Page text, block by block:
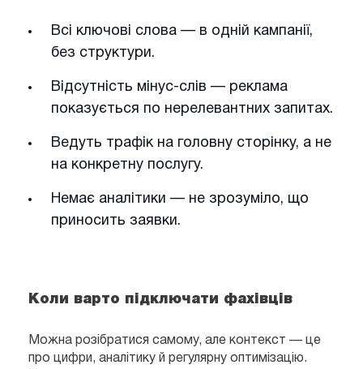
Всі ключові слова — в одній кампанії,
без структури.
Відсутність мінус-слів — реклама
показується по нерелевантних запитах.
Ведуть трафік на головну сторінку, а не
на конкретну послугу.
Немає аналітики — не зрозуміло, що
приносить заявки.
Коли варто підключати фахівців
Можна розібратися самому, але контекст — це
про цифри, аналітику й регулярну оптимізацію.